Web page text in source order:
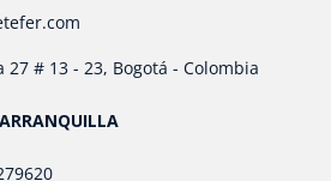
de costos operativos.
industriales permite a las
son clave para la
y reduciendo los costos
27 # 13 - 23, Bogotá - Colombia